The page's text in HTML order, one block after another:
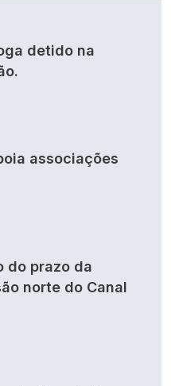
detido na
associações
do prazo da
norte do Canal